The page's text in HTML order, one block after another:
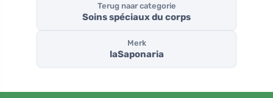
Terug naar categorie
Soins spéciaux du corps
Merk
laSaponaria